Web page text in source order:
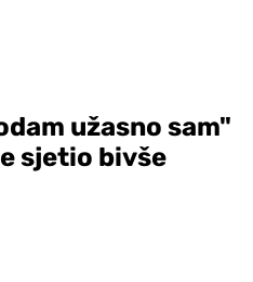
užasno sam"
sjetio bivše